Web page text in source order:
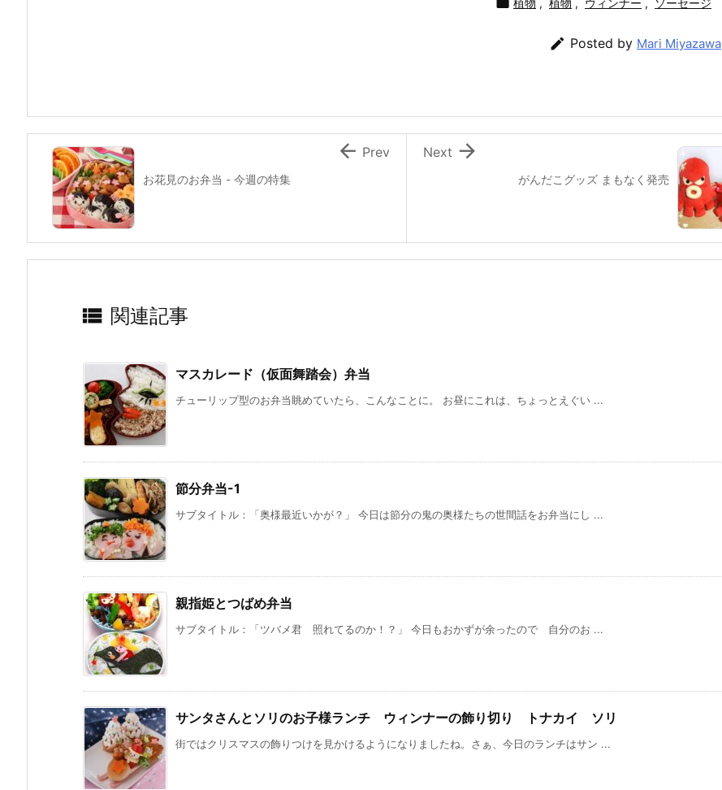
k
 植物 , 植物 , ウィンナー , ソーセージ
 Posted by Mari Miyazawa
がんだこグッズ まもなく発売

Next
お花見のお弁当 - 今週の特集
 Prev
 関連記事
マスカレード（仮面舞踏会）弁当
チューリップ型のお弁当眺めていたら、こんなことに。 お昼にこれは、ちょっとえぐい ...
節分弁当-1
サブタイトル：「奥様最近いかが？」 今日は節分の鬼の奥様たちの世間話をお弁当にし ...
親指姫とつばめ弁当
サブタイトル：「ツバメ君 照れてるのか！？」 今日もおかずが余ったので 自分のお ...
サンタさんとソリのお子様ランチ ウィンナーの飾り切り トナカイ ソリ
街ではクリスマスの飾りつけを見かけるようになりましたね。さぁ、今日のランチはサン ...